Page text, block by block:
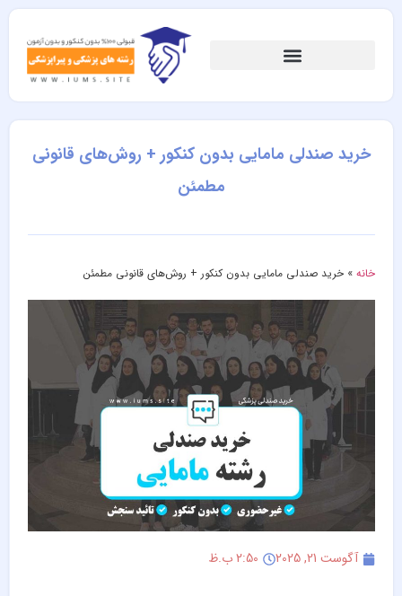
خرید صندلی مامایی بدون کنکور + روش‌های قانونی
مطمئن
خانه » خرید صندلی مامایی بدون کنکور + روش‌های قانونی مطمئن
آگوست 21, 2025 2:50 ب.ظ